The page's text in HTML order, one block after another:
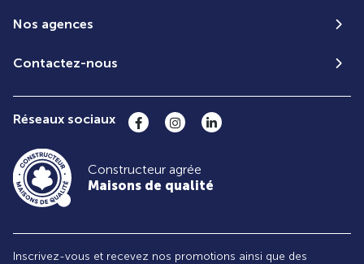
Nos agences
Contactez-nous
Réseaux sociaux
Constructeur agrée
Maisons de qualité
Inscrivez-vous et recevez nos promotions ainsi que des